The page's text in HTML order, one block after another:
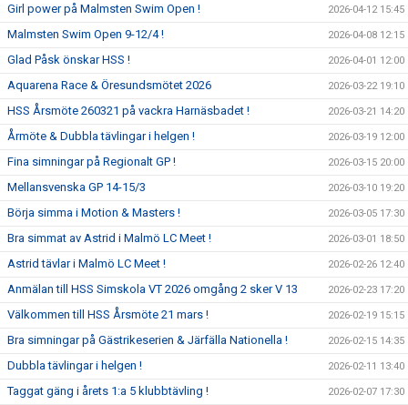
Girl power på Malmsten Swim Open ! 2026-04-12 15:45
Malmsten Swim Open 9-12/4 ! 2026-04-08 12:15
Glad Påsk önskar HSS ! 2026-04-01 12:00
Aquarena Race & Öresundsmötet 2026 2026-03-22 19:10
HSS Årsmöte 260321 på vackra Harnäsbadet ! 2026-03-21 14:20
Årmöte & Dubbla tävlingar i helgen ! 2026-03-19 12:00
Fina simningar på Regionalt GP ! 2026-03-15 20:00
Mellansvenska GP 14-15/3 2026-03-10 19:20
Börja simma i Motion & Masters ! 2026-03-05 17:30
Bra simmat av Astrid i Malmö LC Meet ! 2026-03-01 18:50
Astrid tävlar i Malmö LC Meet ! 2026-02-26 12:40
Anmälan till HSS Simskola VT 2026 omgång 2 sker V 13 2026-02-23 17:20
Välkommen till HSS Årsmöte 21 mars ! 2026-02-19 15:15
Bra simningar på Gästrikeserien & Järfälla Nationella ! 2026-02-15 14:35
Dubbla tävlingar i helgen ! 2026-02-11 13:40
Taggat gäng i årets 1:a 5 klubbtävling ! 2026-02-07 17:30